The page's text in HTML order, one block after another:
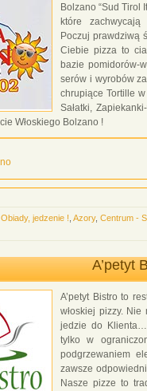
Bolzano “Sud Tirol
które zachwycają
Poczuj prawdziwą
Ciebie pizza to
bazie pomidorów-
serów i wyrobów
chrupiące Tortille
Sałatki,
Włoskiego Bolzano !
Obiady, jedzenie ! Azory, Centrum -
A’petyt
A’petyt Bistro to
włoskiej pizzy.
jedzie do Klienta…
tylko w
podgrzewaniem
zawsze
Nasze pizze to